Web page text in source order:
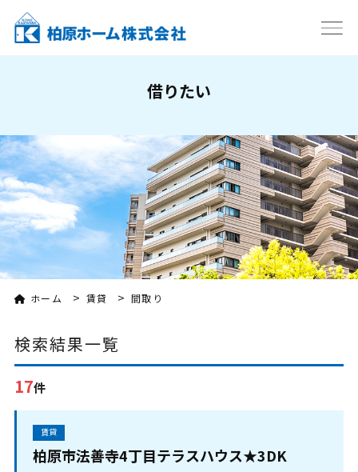
借りたい
ホーム > 賃貸 > 間取り
検索結果一覧
17件
賃貸
柏原市法善寺4丁目テラスハウス★3DK